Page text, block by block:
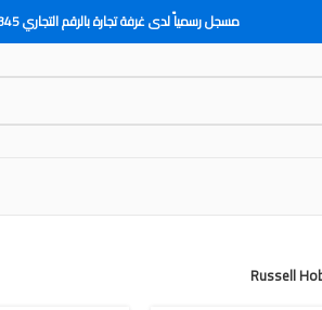
مسجل رسمياً لدى غرفة تجارة بالرقم التجاري 39345
Russell